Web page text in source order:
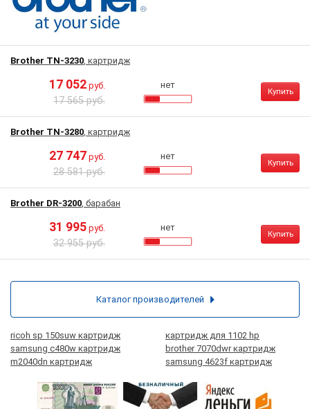
Brother TN-3230, картридж
17 052 руб.
17 565 руб.
нет
Купить
Brother TN-3280, картридж
27 747 руб.
28 581 руб.
нет
Купить
Brother DR-3200, барабан
31 995 руб.
32 955 руб.
нет
Купить
ricoh sp 150suw картридж
картридж для 1102 hp
samsung c480w картридж
brother 7070dwr картридж
m2040dn картридж
samsung 4623f картридж